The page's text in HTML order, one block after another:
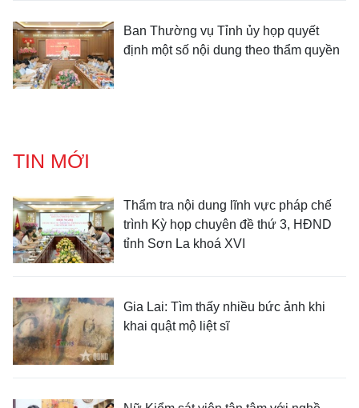
Ban Thường vụ Tỉnh ủy họp quyết
định một số nội dung theo thẩm quyền
TIN MỚI
Thẩm tra nội dung lĩnh vực pháp chế
trình Kỳ họp chuyên đề thứ 3, HĐND
tỉnh Sơn La khoá XVI
Gia Lai: Tìm thấy nhiều bức ảnh khi
khai quật mộ liệt sĩ